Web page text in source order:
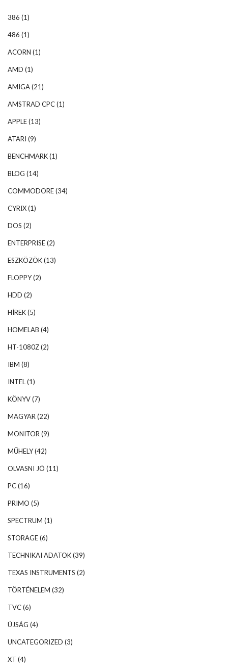
386 (1)
486 (1)
ACORN (1)
AMD (1)
AMIGA(21)
AMSTRAD CPC(1)
APPLE(13)
ATARI (9)
BENCHMARK(1)
BLOG (14)
COMMODORE(34)
CYRIX(1)
DOS (2)
ENTERPRISE(2)
ESZKÖZÖK(13)
FLOPPY(2)
HDD (2)
HÍREK(5)
HOMELAB (4)
HT-1080Z(2)
IBM (8)
INTEL(1)
KÖNYV(7)
MAGYAR(22)
MONITOR(9)
MŰHELY(42)
OLVASNI JÓ (11)
PC(16)
PRIMO (5)
SPECTRUM (1)
STORAGE(6)
TECHNIKAI ADATOK(39)
TEXAS INSTRUMENTS (2)
TÖRTÉNELEM (32)
TVC(6)
ÚJSÁG (4)
UNCATEGORIZED (3)
XT (4)